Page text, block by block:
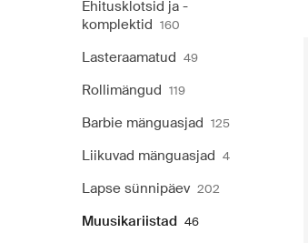
Ehitusklotsid ja -
komplektid 160
Lasteraamatud 49
Rollimängud 119
Barbie mänguasjad 125
Liikuvad mänguasjad 4
Lapse sünnipäev 202
Muusikariistad 46